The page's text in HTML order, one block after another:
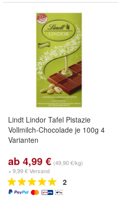
Lindt Lindor Tafel Pistazie
Vollmilch-Chocolade je 100g 4
Varianten
ab 4,99 € (49,90 €/kg)
+ 9,99 € Versand
2